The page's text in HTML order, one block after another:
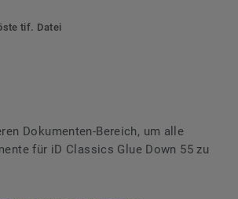
tif. Datei
Dokumenten-Bereich, um alle
für iD Classics Glue Down 55 zu